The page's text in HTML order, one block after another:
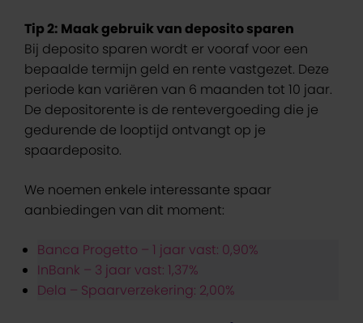
Tip 2: Maak gebruik van deposito sparen
Bij deposito sparen wordt er vooraf voor een
bepaalde termijn geld en rente vastgezet. Deze
periode kan variëren van 6 maanden tot 10 jaar.
De depositorente is de rentevergoeding die je
gedurende de looptijd ontvangt op je
spaardeposito.
We noemen enkele interessante spaar
aanbiedingen van dit moment:
Banca Progetto – 1 jaar vast: 0,90%
InBank – 3 jaar vast: 1,37%
Dela – Spaarverzekering: 2,00%